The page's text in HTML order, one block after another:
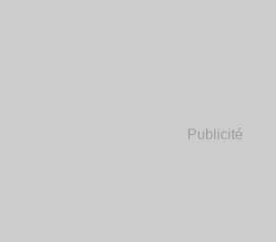
Publicité